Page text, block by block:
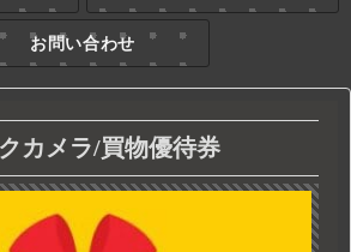
お問い合わせ
カメラ/買物優待券